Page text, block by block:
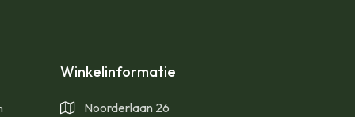
Winkelinformatie
Noorderlaan 26